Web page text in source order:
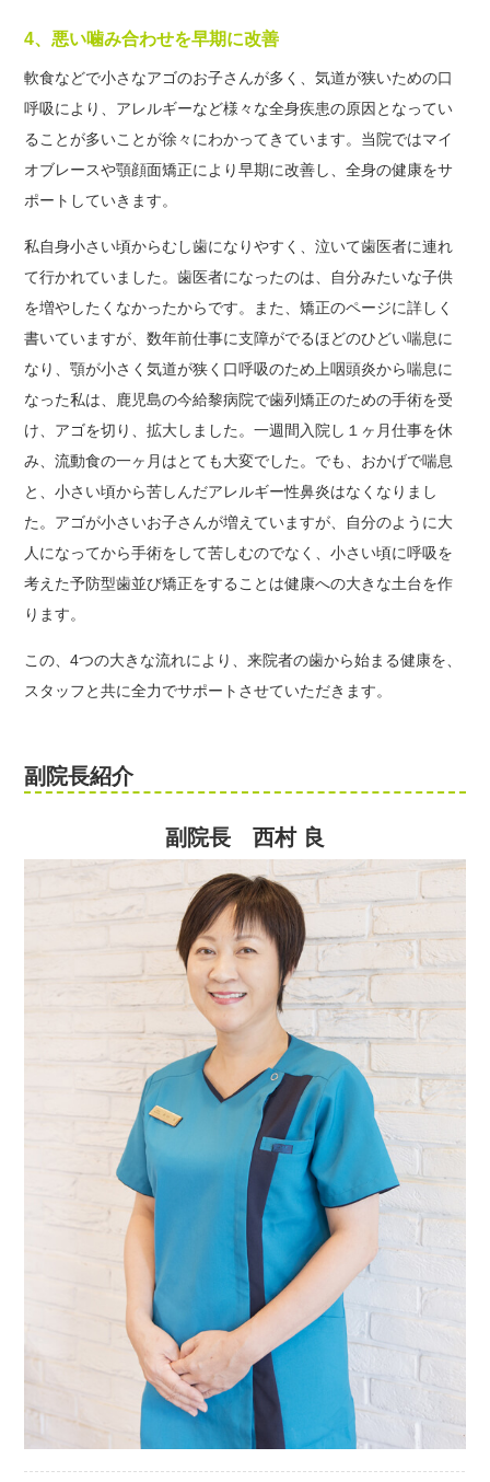
4、悪い噛み合わせを早期に改善
軟食などで小さなアゴのお子さんが多く、気道が狭いための口
呼吸により、アレルギーなど様々な全身疾患の原因となってい
ることが多いことが徐々にわかってきています。当院ではマイ
オブレースや顎顔面矯正により早期に改善し、全身の健康をサ
ポートしていきます。
私自身小さい頃からむし歯になりやすく、泣いて歯医者に連れ
て行かれていました。歯医者になったのは、自分みたいな子供
を増やしたくなかったからです。また、矯正のページに詳しく
書いていますが、数年前仕事に支障がでるほどのひどい喘息に
なり、顎が小さく気道が狭く口呼吸のため上咽頭炎から喘息に
なった私は、鹿児島の今給黎病院で歯列矯正のための手術を受
け、アゴを切り、拡大しました。一週間入院し１ヶ月仕事を休
み、流動食の一ヶ月はとても大変でした。でも、おかげで喘息
と、小さい頃から苦しんだアレルギー性鼻炎はなくなりまし
た。アゴが小さいお子さんが増えていますが、自分のように大
人になってから手術をして苦しむのでなく、小さい頃に呼吸を
考えた予防型歯並び矯正をすることは健康への大きな土台を作
ります。
この、4つの大きな流れにより、来院者の歯から始まる健康を、
スタッフと共に全力でサポートさせていただきます。
副院長紹介
副院長 西村 良